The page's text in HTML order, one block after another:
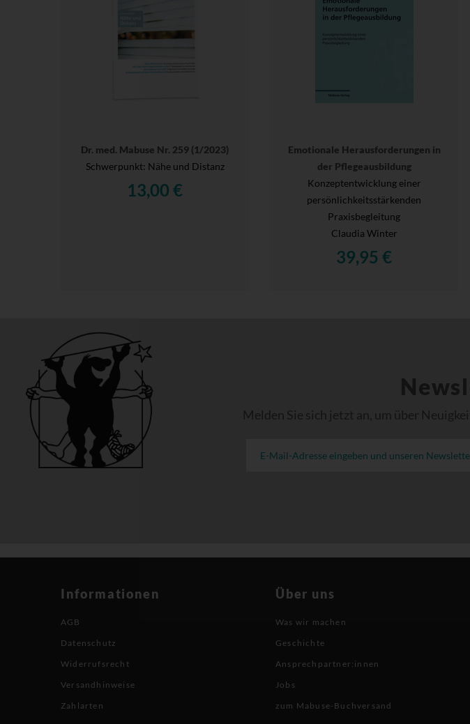
Dr. med. Mabuse Nr. 259 (1/2023)
Schwerpunkt: Nähe und Distanz
13,00 €
Emotionale Herausforderungen in
der Pflegeausbildung
Konzeptentwicklung einer
persönlichkeitsstärkenden
Praxisbegleitung
Claudia Winter
39,95 €
Melden Sie sich jetzt an, um über
Informationen
AGB
Datenschutz
Widerrufsrecht
Versandhinweise
Zahlarten
Über uns
Was wir machen
Geschichte
Ansprechpartner:innen
Jobs
zum Mabuse-Buchversand